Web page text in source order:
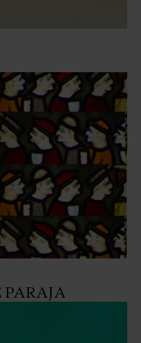
PARAJA